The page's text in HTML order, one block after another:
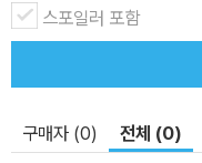
스포일러 포함
구매자 (0) 전체 (0)